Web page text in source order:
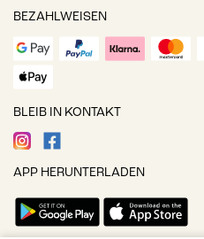
BEZAHLWEISEN
BLEIB IN KONTAKT
APP HERUNTERLADEN